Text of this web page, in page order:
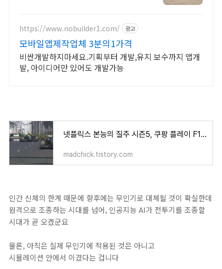
https://www.nobuilder1.com/ 광고
모바일앱제작업체 3분의1가격
비싼개발하지마세요.기획부터 개발,유지 보수까지 앱개
발, 아이디어만 있어도 개발가능
넷플릭스 본능의 질주 시즌5, 쿠팡 플레이 F1 레이스 독점 생중계
madchick.tistory.com
인간 신체의 한계 때문에 향후에는 무인기로 대체될 것이 확실한데
원격으로 조종하는 시대를 넘어, 인공지능 AI가 전투기를 조종할
시대가 곧 오겠군요
물론, 아직은 실제 무인기에 적용된 것은 아니고
시뮬레이션 안에서 이겼다는 겁니다